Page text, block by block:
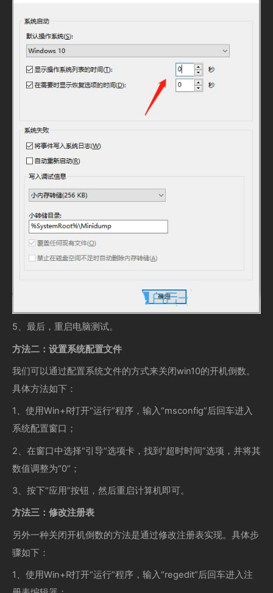
5、最后，重启电脑测试。
方法二：设置系统配置文件
我们可以通过配置系统文件的方式来关闭win10的开机倒数。
具体方法如下：
1、使用Win+R打开“运行”程序，输入“msconfig”后回车进入
系统配置窗口；
2、在窗口中选择“引导”选项卡，找到“超时时间”选项，并将其
数值调整为“0”；
3、按下“应用”按钮，然后重启计算机即可。
方法三：修改注册表
另外一种关闭开机倒数的方法是通过修改注册表实现。具体步
骤如下：
1、使用Win+R打开“运行”程序，输入“regedit”后回车进入注